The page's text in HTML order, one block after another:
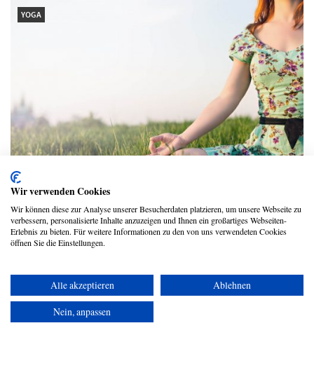
YOGA
5 Wege, wie Yoga dich bei deinem
Frühjahrs-Detox unterstützen kann
Stefanie Arend
Copyright © 2026 UmspannwerX Zukunft GmbH
Wir verwenden Cookies
Wir können diese zur Analyse unserer Besucherdaten platzieren, um unsere Webseite zu
verbessern, personalisierte Inhalte anzuzeigen und Ihnen ein großartiges Webseiten-
Erlebnis zu bieten. Für weitere Informationen zu den von uns verwendeten Cookies
öffnen Sie die Einstellungen.
Alle akzeptieren
Ablehnen
Nein, anpassen